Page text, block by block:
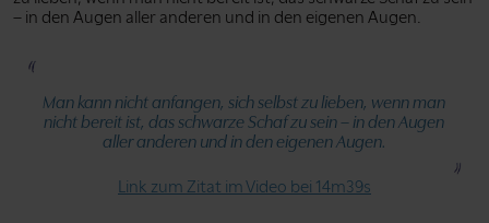
– in den Augen aller anderen und in den eigenen Augen.
Man kann nicht anfangen, sich selbst zu lieben, wenn man
nicht bereit ist, das schwarze Schaf zu sein – in den Augen
aller anderen und in den eigenen Augen.
Link zum Zitat im Video bei 14m39s